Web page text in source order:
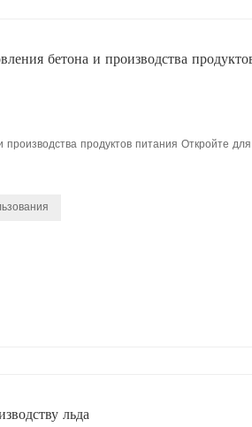
бетона и производства
продуктов питания Откройте
льда